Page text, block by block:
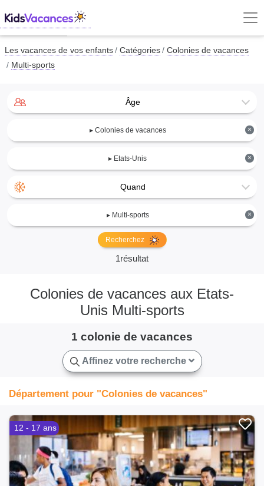
Les vacances de vos enfants Catégories
Colonies de vacances
Multi-sports
Âge
×
▸ Colonies de vacances
×
▸ Etats-Unis
Quand
×
▸ Multi-sports
Recherchez
1résultat
Colonies de vacances aux Etats-
Unis Multi-sports
1 colonie de vacances
Affinez votre recherche
Département pour "Colonies de vacances"
12 - 17 ans